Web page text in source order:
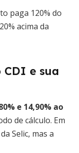
paga 120% do
acima da
e sua
e 14,90% ao
de cálculo. Em
Selic, mas a